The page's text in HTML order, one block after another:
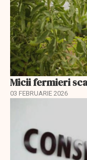
Micii fermieri
03 FEBRUARIE 2026